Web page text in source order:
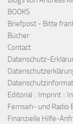
BOOKS
Briefpost - Bitte
Bücher
Contact
Datenschutz-
Editorial :: Imprint ::
Fernseh- und Radio
Finanzielle Hilfe-